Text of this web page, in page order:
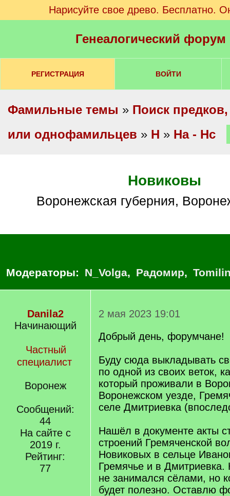
Нарисуйте свое древо. Бесплатно.
Генеалогический
РЕГИСТРАЦИЯ ВОЙТИ
Фамильные темы » Поиск
или однофамильцев » Н » На - Нс
Новиковы
Воронежская губерния,
Модераторы: N_Volga, Радомир,
Danila2
Начинающий
Частный
специалист
Воронеж
Сообщений:
44
На сайте с
2019 г.
Рейтинг:
77
2 мая 2023 19:01
Добрый день, форумчане!
Буду сюда выкладывать
по одной из своих веток,
который проживали в
Воронежском уезде,
селе Дмитриевка
Нашёл в документе акты
строений Гремяченской
Новиковых в сельце
Гремячье и в
не занимался сёлами, но
будет полезно. Оставлю